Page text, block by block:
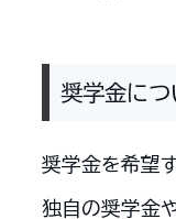
奨学金につ
奨学金を希望
独自の奨学金